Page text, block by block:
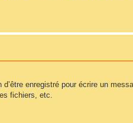
enregistré pour écrire un
fichiers, etc.